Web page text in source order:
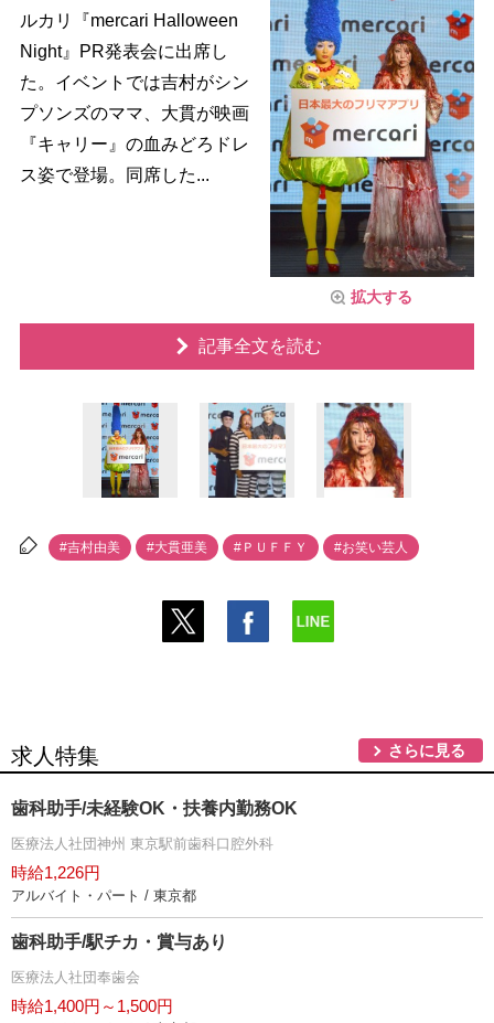
拡大する
ルカリ『mercari Halloween
Night』PR発表会に出席し
た。イベントでは吉村がシン
プソンズのママ、大貫が映画
『キャリー』の血みどろドレ
ス姿で登場。同席した...
記事全文を読む
#吉村由美 #大貫亜美 #ＰＵＦＦＹ #お笑い芸人
求人特集 さらに見る
歯科助手/未経験OK・扶養内勤務OK
医療法人社団神州 東京駅前歯科口腔外科
時給1,226円
アルバイト・パート / 東京都
歯科助手/駅チカ・賞与あり
医療法人社団奉歯会
時給1,400円～1,500円